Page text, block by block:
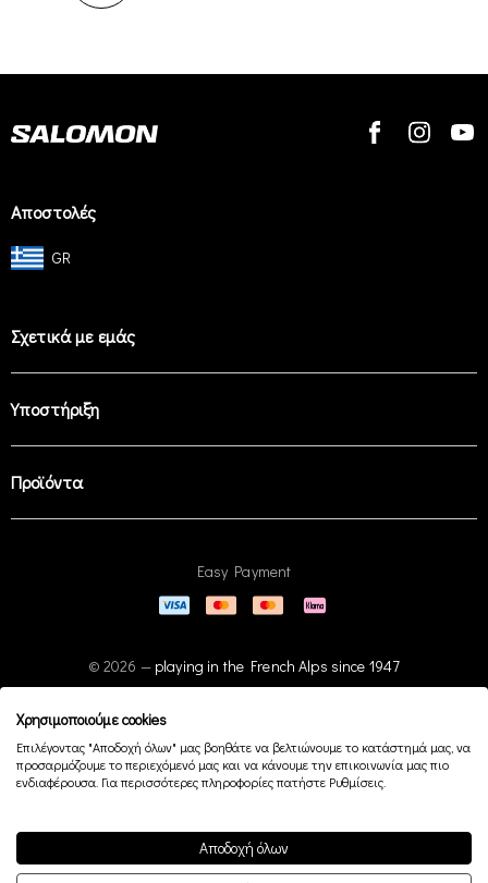
Αποστολές
GR
Σχετικά με εμάς
Υποστήριξη
Προϊόντα
Easy Payment
© 2026 — playing in the French Alps since 1947
Χρησιμοποιούμε cookies
Επιλέγοντας "Αποδοχή όλων" μας βοηθάτε να βελτιώνουμε το κατάστημά μας, να
προσαρμόζουμε το περιεχόμενό μας και να κάνουμε την επικοινωνία μας πιο
ενδιαφέρουσα. Για περισσότερες πληροφορίες πατήστε Ρυθμίσεις.
Αποδοχή όλων